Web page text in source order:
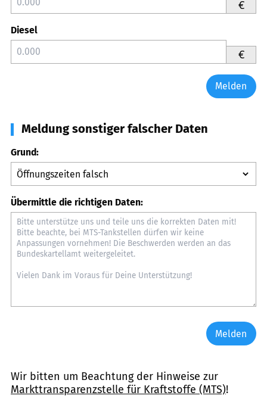
€
Diesel
€
Melden
Meldung sonstiger falscher Daten
Grund:
Übermittle die richtigen Daten:
Melden
Wir bitten um Beachtung der Hinweise zur
Markttransparenzstelle für Kraftstoffe (MTS)!